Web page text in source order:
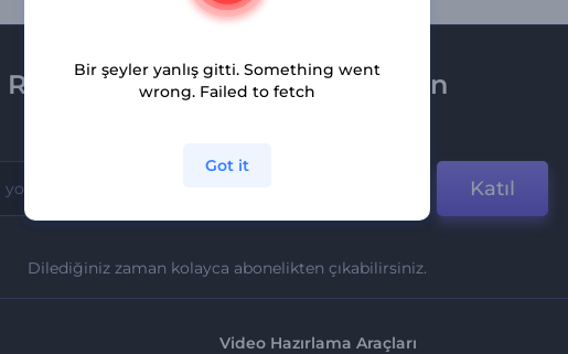
Renderforest bültenine üye olun
Katıl
Dilediğiniz zaman kolayca abonelikten çıkabilirsiniz.
Video Hazırlama Araçları
Bir şeyler yanlış gitti. Something went
wrong. Failed to fetch
Got it